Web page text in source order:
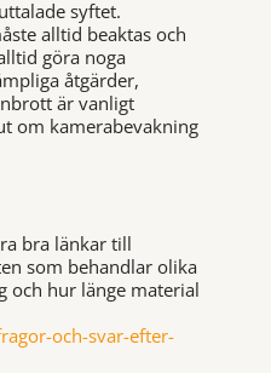
syftet.
alltid beaktas och
göra noga
åtgärder,
är vanligt
om kamerabevakning
bra länkar till
som behandlar olika
och hur länge material
och-svar-efter-